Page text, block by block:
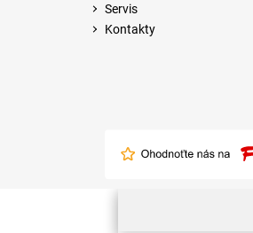
Servis
Kontakty